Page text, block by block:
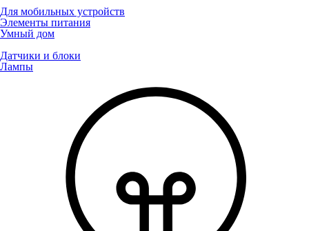
Для мобильных устройств
Элементы питания
Умный дом
Датчики и блоки
Лампы